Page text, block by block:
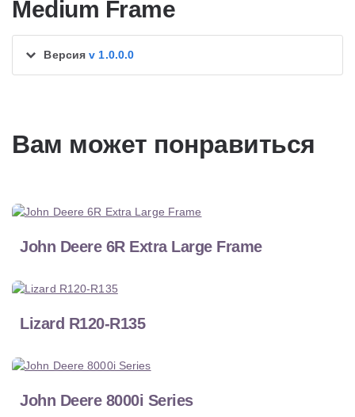
Medium Frame
Версияv 1.0.0.0
Вам может понравиться
John Deere 6R Extra Large Frame
Lizard R120-R135
John Deere 8000i Series